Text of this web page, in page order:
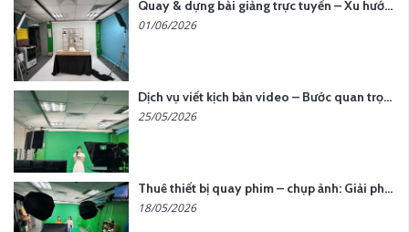
Quay & dựng bài giảng trực tuyến – Xu hướng đào tạo thời đại số
01/06/2026
Dịch vụ viết kịch bản video – Bước quan trọng quyết định thành công nội dung
25/05/2026
Thuê thiết bị quay phim – chụp ảnh: Giải pháp tối ưu chi phí cho doanh nghiệp
18/05/2026